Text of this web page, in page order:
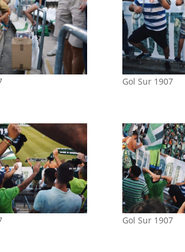
Gol Sur 1907
Gol Sur 1907